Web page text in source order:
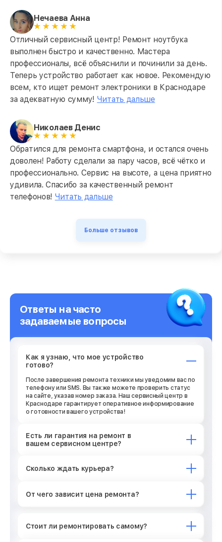
Нечаева Анна
Отличный сервисный центр! Ремонт ноутбука
выполнен быстро и качественно. Мастера
профессионалы, всё объяснили и починили за день.
Теперь устройство работает как новое. Рекомендую
всем, кто ищет ремонт электроники в Краснодаре
за адекватную сумму! Читать дальше
Николаев Денис
Обратился для ремонта смартфона, и остался очень
доволен! Работу сделали за пару часов, всё чётко и
профессионально. Сервис на высоте, а цена приятно
удивила. Спасибо за качественный ремонт
телефонов! Читать дальше
Больше отзывов
Ответы на часто
задаваемые вопросы
Как я узнаю, что мое устройство
готово?
После завершения ремонта техники мы уведомим вас по
телефону или SMS. Вы также можете проверить статус
на сайте, указав номер заказа. Наш сервисный центр в
Краснодаре гарантирует оперативное информирование
о готовности вашего устройства!
Есть ли гарантия на ремонт в
вашем сервисном центре?
Сколько ждать курьера?
От чего зависит цена ремонта?
Стоит ли ремонтировать самому?